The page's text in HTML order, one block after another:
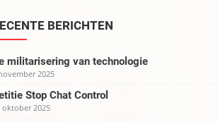
BERICHTEN
militarisering van technologie
2025
Stop Chat Control
oktober 2025